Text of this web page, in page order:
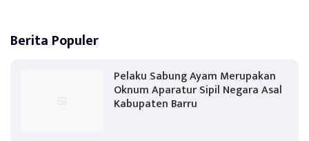
Berita Populer
Pelaku Sabung Ayam Merupakan
Oknum Aparatur Sipil Negara Asal
Kabupaten Barru